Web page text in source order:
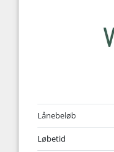
Lånebeløb
Løbetid